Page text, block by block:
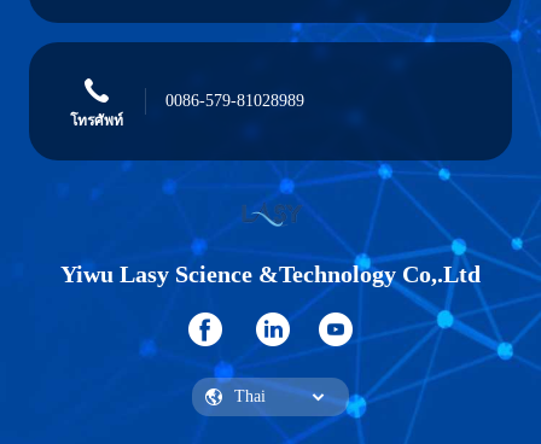
โทรศัพท์
0086-579-81028989
Yiwu Lasy Science &Technology Co,.Ltd